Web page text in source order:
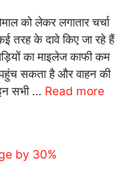
को लेकर लगातार चर्चा
तरह के दावे किए जा रहे हैं
का माइलेज काफी कम
सकता है और वाहन की
सभी … Read more
by 30%